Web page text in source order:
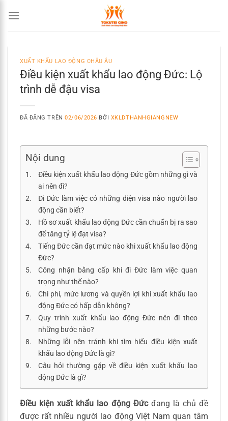
đến
XUẤT KHẨU LAO ĐỘNG CHÂU ÂU
Điều kiện xuất khẩu lao động Đức: Lộ
trình dễ đậu visa
ĐÃ ĐĂNG TRÊN02/06/2026 BỞI XKLDTHANHGIANGNEW
Nội dung
Điều kiện xuất khẩu lao động Đức gồm những gì và
ai nên đi?
Đi Đức làm việc có những diện visa nào người lao
động cần biết?
Hồ sơ xuất khẩu lao động Đức cần chuẩn bị ra sao
để tăng tỷ lệ đạt visa?
Tiếng Đức cần đạt mức nào khi xuất khẩu lao động
Đức?
Công nhận bằng cấp khi đi Đức làm việc quan
trọng như thế nào?
Chi phí, mức lương và quyền lợi khi xuất khẩu lao
động Đức có hấp dẫn không?
Quy trình xuất khẩu lao động Đức nên đi theo
những bước nào?
Những lỗi nên tránh khi tìm hiểu điều kiện xuất
khẩu lao động Đức là gì?
Câu hỏi thường gặp về điều kiện xuất khẩu lao
động Đức là gì?
Điều kiện xuất khẩu lao động Đứcđang là chủ đề
được rất nhiều người lao động Việt Nam quan tâm